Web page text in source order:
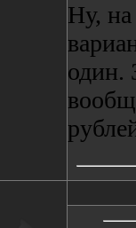
Ну,
один.